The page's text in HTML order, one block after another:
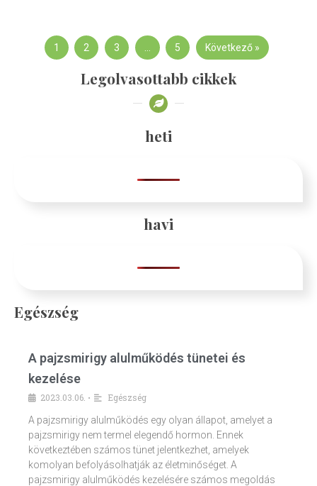
1 2 3 … 5 Következő »
Legolvasottabb cikkek
heti
havi
Egészség
A pajzsmirigy alulműködés tünetei és
kezelése
2023.03.06. •
Egészség
A pajzsmirigy alulműködés egy olyan állapot, amelyet a
pajzsmirigy nem termel elegendő hormon. Ennek
következtében számos tünet jelentkezhet, amelyek
komolyan befolyásolhatják az életminőséget. A
pajzsmirigy alulműködés kezelésére számos megoldás